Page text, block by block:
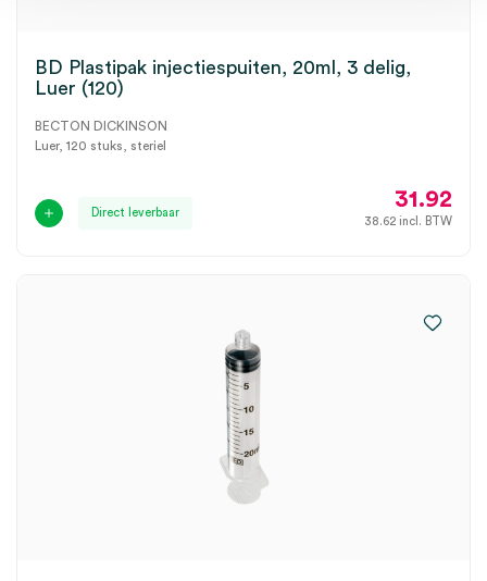
BD Plastipak injectiespuiten, 20ml, 3 delig,
Luer (120)
BECTON DICKINSON
Luer, 120 stuks, steriel
Direct leverbaar
31.92
38.62 incl. BTW